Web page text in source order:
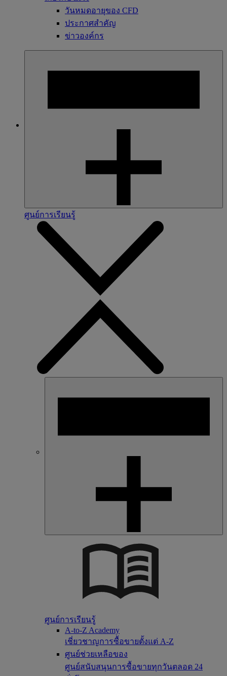
วันหมดอายุของ CFD
ประกาศสำคัญ
ข่าวองค์กร
ศูนย์การเรียนรู้
ศูนย์การเรียนรู้
A-to-Z Academy
เชี่ยวชาญการซื้อขายตั้งแต่ A-Z
ศูนย์ช่วยเหลือของ
ศูนย์สนับสนุนการซื้อขายทุกวันตลอด 24